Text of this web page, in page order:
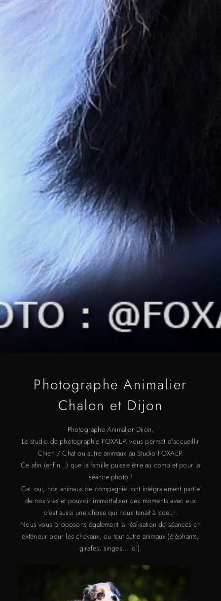
Photographe Animalier
Chalon et Dijon
Photographe Animalier Dijon,
Le studio de photographie FOXAEP, vous permet d’accueillir
Chien / Chat ou autre animaux au Studio FOXAEP.
Ce afin (enfin…) que la famille puisse être au complet pour la
séance photo !
Car oui, nos animaux de compagnie font intégralement partie
de nos vies et pouvoir immortaliser ces moments avec eux
c’est aussi une chose qui nous tenait à coeur.
Nous vous proposons également la réalisation de séances en
extérieur pour les chevaux, ou tout autre animaux (éléphants,
girafes, singes… lol).